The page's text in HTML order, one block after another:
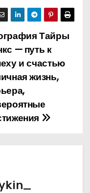
Тайры
— путь к
и счастью
жизнь,